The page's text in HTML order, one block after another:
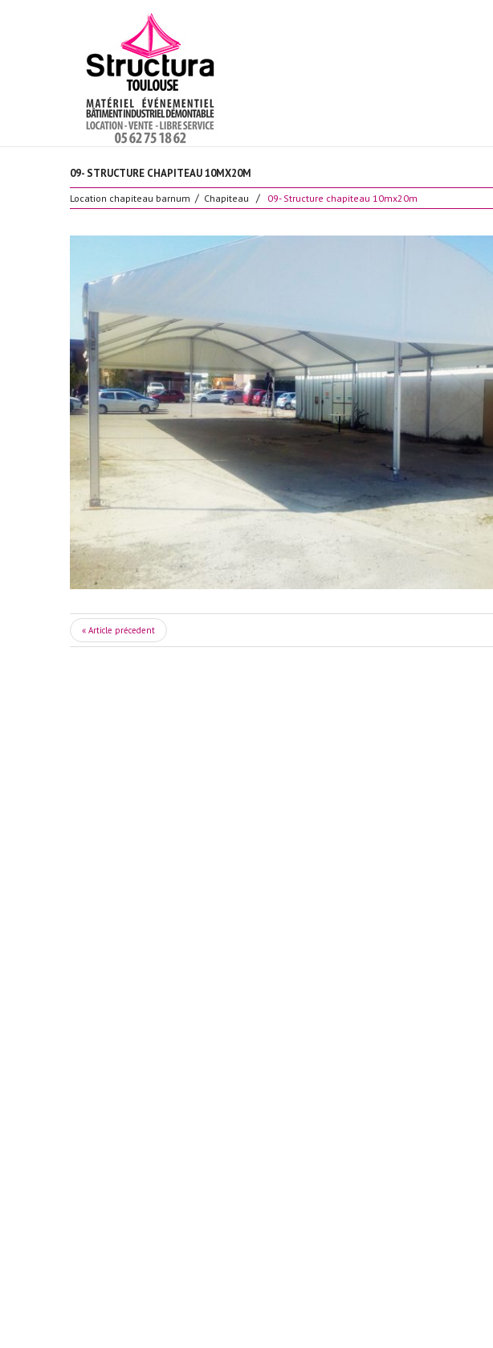
09- STRUCTURE CHAPITEAU 10MX20M
Location chapiteau barnum Chapiteau 09- Structure chapiteau 10mx20m
« Article précedent